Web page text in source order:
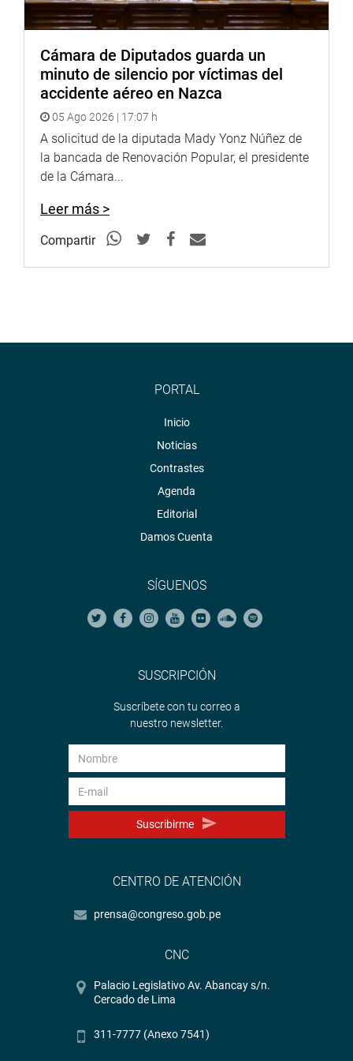
entrega laboral al servicio de su institución.
OFICINA DE COMUNICACIONES
Cámara de Diputados guarda un
minuto de silencio por víctimas del
accidente aéreo en Nazca
05 Ago 2026 | 17:07 h
A solicitud de la diputada Mady Yonz Núñez de
la bancada de Renovación Popular, el presidente
de la Cámara...
Leer más >
Compartir
PORTAL
Inicio
Noticias
Contrastes
Agenda
Editorial
Damos Cuenta
SÍGUENOS
SUSCRIPCIÓN
Suscríbete con tu correo a
nuestro newsletter.
Suscribirme
CENTRO DE ATENCIÓN
prensa@congreso.gob.pe
CNC
Palacio Legislativo Av. Abancay s/n.
Cercado de Lima
311-7777 (Anexo 7541)